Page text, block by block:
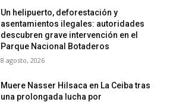
Un helipuerto, deforestación y
asentamientos ilegales: autoridades
descubren grave intervención en el
Parque Nacional Botaderos
8 agosto, 2026
Muere Nasser Hilsaca en La Ceiba tras
una prolongada lucha por